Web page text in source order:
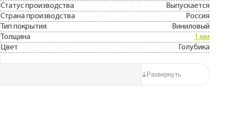
Статус производства
Выпускается
Страна производства
Россия
Тип покрытия
Виниловый
Толщина
1 мм
Цвет
Голубика